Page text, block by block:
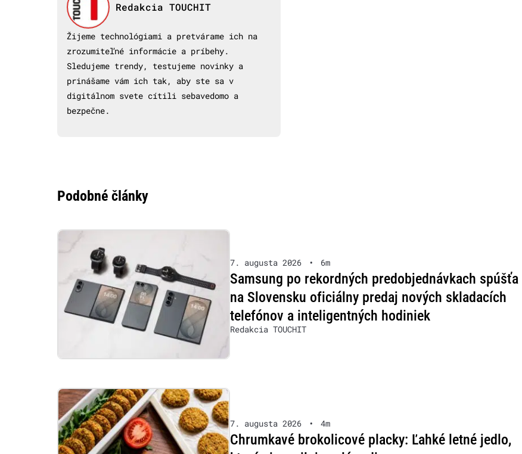
Redakcia TOUCHIT
Žijeme technológiami a pretvárame ich na
zrozumiteľné informácie a príbehy.
Sledujeme trendy, testujeme novinky a
prinášame vám ich tak, aby ste sa v
digitálnom svete cítili sebavedomo a
bezpečne.
Podobné články
7. augusta 2026 • 6m
Samsung po rekordných predobjednávkach spúšťa
na Slovensku oficiálny predaj nových skladacích
telefónov a inteligentných hodiniek
Redakcia TOUCHIT
7. augusta 2026 • 4m
Chrumkavé brokolicové placky: Ľahké letné jedlo,